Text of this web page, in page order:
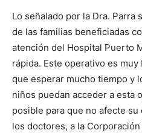
Lo señalado por la Dra.
de las familias beneficiadas
atención del Hospital Puerto
rápida. Este operativo es
que esperar mucho tiempo y
niños puedan acceder a esta
posible para que no afecte
los doctores, a la